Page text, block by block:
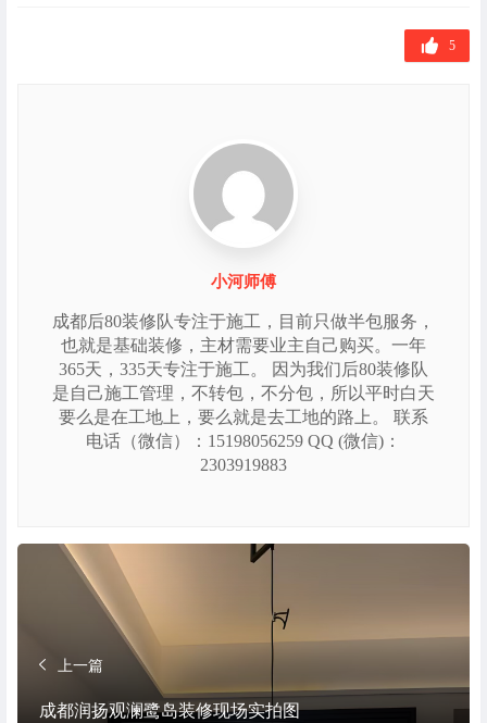
5
小河师傅
成都后80装修队专注于施工，目前只做半包服务，
也就是基础装修，主材需要业主自己购买。一年
365天，335天专注于施工。 因为我们后80装修队
是自己施工管理，不转包，不分包，所以平时白天
要么是在工地上，要么就是去工地的路上。 联系
电话（微信）：15198056259 QQ (微信)：
2303919883
上一篇
成都润扬观澜鹭岛装修现场实拍图